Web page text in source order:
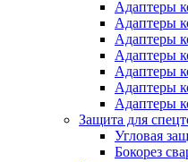
Адаптеры
Адаптеры
Адаптеры
Адаптеры
Адаптеры
Адаптеры
Адаптеры
Защита для
Угловая
Бокорез